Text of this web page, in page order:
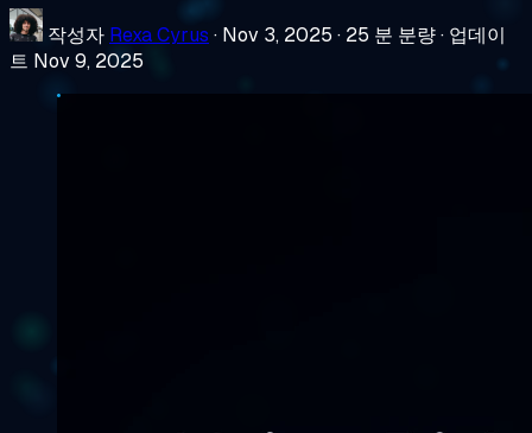
작성자 Rexa Cyrus · Nov 3, 2025 · 25 분 분량· 업데이
트 Nov 9, 2025